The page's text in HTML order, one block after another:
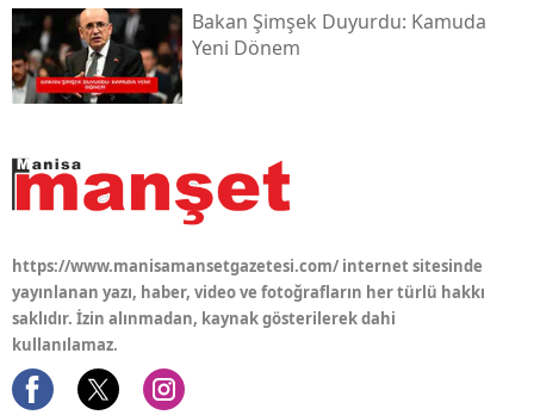
Bakan Şimşek Duyurdu: Kamuda
Yeni Dönem
https://www.manisamansetgazetesi.com/ internet sitesinde
yayınlanan yazı, haber, video ve fotoğrafların her türlü hakkı
saklıdır. İzin alınmadan, kaynak gösterilerek dahi
kullanılamaz.